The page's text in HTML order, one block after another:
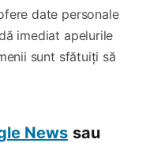
date personale
imediat apelurile
sunt sfătuiți să
News sau